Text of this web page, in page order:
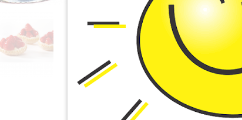
Deze overheerlijke
koken en bakken.
aardbeischelpjes. Alle
natuurlijke ingrediënten!
Ingrediënten
50% Aardbeien, water,
(citroenzuur).
Voedingswaarde